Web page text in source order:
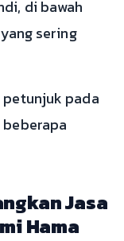
di bawah
sering
pada
Jasa
Hama